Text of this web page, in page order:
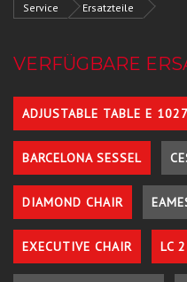
Service Ersatzteile
VERFÜGBARE
ADJUSTABLE TABLE E 1027
BARCELONA SESSEL
DIAMOND CHAIR
EXECUTIVE CHAIR LC